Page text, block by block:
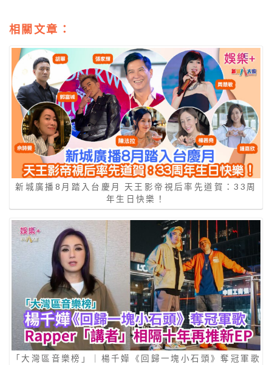
相關文章：
新城廣播8月踏入台慶月 天王影帝視后率先道賀：33周
年生日快樂！
「大灣區音樂榜」｜楊千嬅《回歸一塊小石頭》奪冠軍歌